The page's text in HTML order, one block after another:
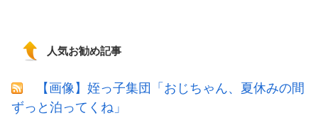
人気お勧め記事
【画像】姪っ子集団「おじちゃん、夏休みの間
ずっと泊ってくね」